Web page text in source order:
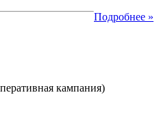
Подробнее »
кампания)